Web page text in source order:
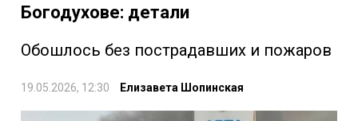
Богодухове: детали
Обошлось без пострадавших и пожаров
19.05.2026, 12:30 Елизавета Шопинская